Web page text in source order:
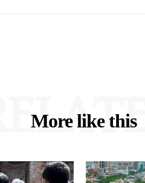
More like this
RELATED